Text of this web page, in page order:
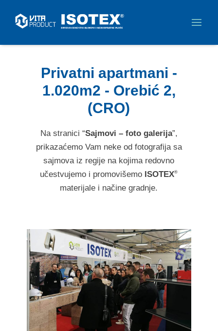
Privatni apartmani -
1.020m2 - Orebić 2,
(CRO)
Na stranici “Sajmovi – foto galerija”,
prikazaćemo Vam neke od fotografija sa
sajmova iz regije na kojima redovno
učestvujemo i promovišemo ISOTEX®
materijale i načine gradnje.